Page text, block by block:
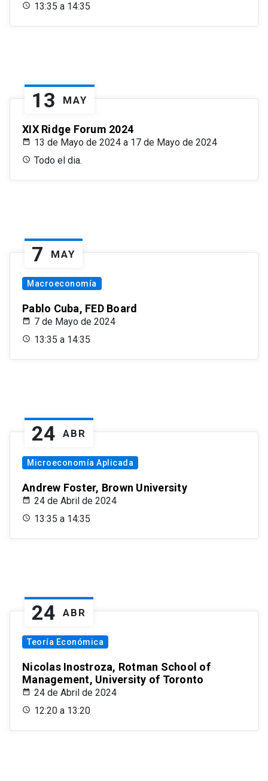
13:35 a 14:35
13 MAY
XIX Ridge Forum 2024
13 de Mayo de 2024 a 17 de Mayo de 2024
Todo el dia.
7 MAY
Macroeconomía
Pablo Cuba, FED Board
7 de Mayo de 2024
13:35 a 14:35
24 ABR
Microeconomía Aplicada
Andrew Foster, Brown University
24 de Abril de 2024
13:35 a 14:35
24 ABR
Teoría Económica
Nicolas Inostroza, Rotman School of
Management, University of Toronto
24 de Abril de 2024
12:20 a 13:20